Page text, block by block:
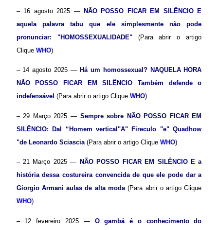
– 16 agosto 2025 — NÃO POSSO FICAR EM SILÊNCIOE
aquela palavra tabu que ele simplesmente não pode
pronunciar: "HOMOSSEXUALIDADE"(Para abrir o artigo
Clique WHO)
– 14 agosto 2025 — Há um homossexual? NAQUELA HORA
NÃO POSSO FICAR EM SILÊNCIO Também defende o
indefensável (Para abrir o artigo Clique WHO)
– 29 Março 2025 — Sempre sobre NÃO POSSO FICAR EM
SILÊNCIO: Dal “ Homem vertical "A" Fireculo "e" Quadhow
"de Leonardo Sciascia(Para abrir o artigo Clique WHO)
– 21 Março 2025 — NÃO POSSO FICAR EM SILÊNCIOE a
história dessa costureira convencida de que ele pode dar a
Giorgio Armani aulas de alta moda (Para abrir o artigo Clique
WHO)
– 12 fevereiro 2025 — O gambá é o conhecimento do